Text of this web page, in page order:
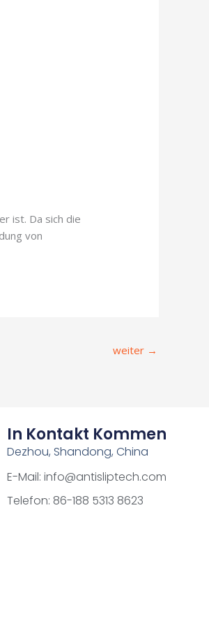
ist. Da sich die
von
weiter →
In Kontakt Kommen
Dezhou, Shandong, China
E-Mail: info@antisliptech.com
Telefon: 86-188 5313 8623